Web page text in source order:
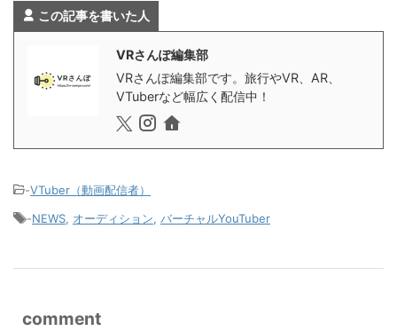
この記事を書いた人
VRさんぽ編集部
VRさんぽ編集部です。旅行やVR、AR、
VTuberなど幅広く配信中！
-VTuber（動画配信者）
-NEWS, オーディション, バーチャルYouTuber
comment